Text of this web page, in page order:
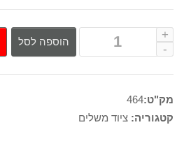
הוספה לסל
מק"ט:464
קטגוריה: ציוד משלים